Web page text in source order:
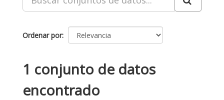
Ordenar por
1 conjunto de datos
encontrado